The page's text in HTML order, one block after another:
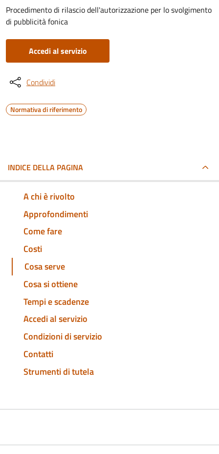
Procedimento di rilascio dell'autorizzazione per lo svolgimento
di pubblicità fonica
Accedi al servizio
Condividi
Normativa di riferimento
INDICE DELLA PAGINA
A chi è rivolto
Approfondimenti
Come fare
Costi
Cosa serve
Cosa si ottiene
Tempi e scadenze
Accedi al servizio
Condizioni di servizio
Contatti
Strumenti di tutela